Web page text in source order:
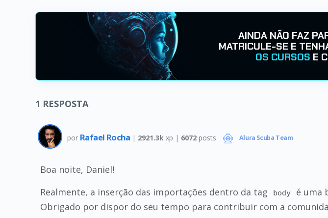
AINDA NÃO FAZ
MATRICULE-SE E
OS CURSOS E
1 RESPOSTA
por Rafael Rocha | 2921.3k xp | 6072 posts Alura Scuba Team
Boa noite, Daniel!
Realmente, a inserção das importações dentro da tag
body
é uma
Obrigado por dispor do seu tempo para contribuir com a